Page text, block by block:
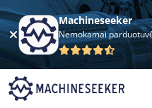
Machineseeker
Nemokamai